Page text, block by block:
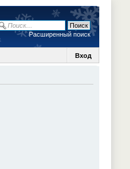
Расширенный поиск
Вход